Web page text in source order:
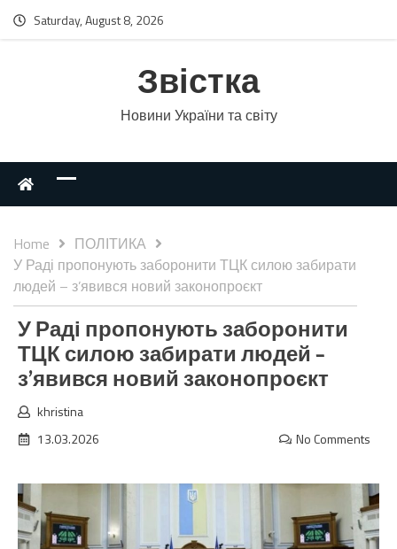
Saturday, August 8, 2026
Звістка
Новини України та світу
Home
ПОЛІТИКА
У Раді пропонують заборонити ТЦК силою забирати
людей – з’явився новий законопроєкт
У Раді пропонують заборонити
ТЦК силою забирати людей –
з’явився новий законопроєкт
khristina
13.03.2026
No Comments